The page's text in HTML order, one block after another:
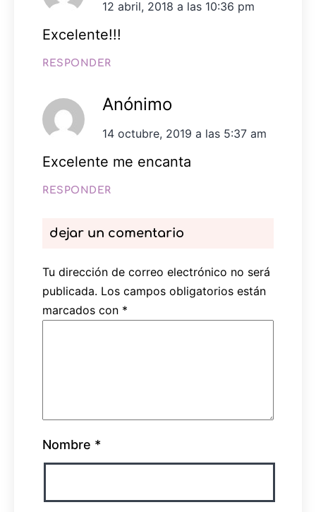
12 abril, 2018 a las 10:36 pm
Excelente!!!
RESPONDER
Anónimo
14 octubre, 2019 a las 5:37 am
Excelente me encanta
RESPONDER
dejar un comentario
Tu dirección de correo electrónico no será
publicada. Los campos obligatorios están
marcados con *
Nombre *